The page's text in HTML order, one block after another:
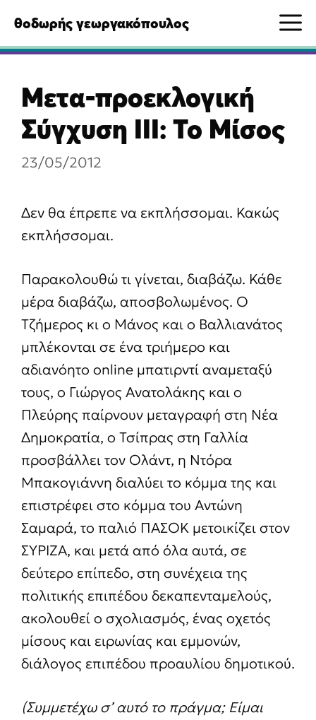
σε
περιεχόμενο
θοδωρής γεωργακόπουλος
Μετα-προεκλογική
Σύγχυση ΙΙΙ: Το Μίσος
23/05/2012
Δεν θα έπρεπε να εκπλήσσομαι. Κακώς
εκπλήσσομαι.
Παρακολουθώ τι γίνεται, διαβάζω. Κάθε
μέρα διαβάζω, αποσβολωμένος. Ο
Τζήμερος κι ο Μάνος και ο Βαλλιανάτος
μπλέκονται σε ένα τριήμερο και
αδιανόητο online μπατιρντί αναμεταξύ
τους, ο Γιώργος Ανατολάκης και ο
Πλεύρης παίρνουν μεταγραφή στη Νέα
Δημοκρατία, ο Τσίπρας στη Γαλλία
προσβάλλει τον Ολάντ, η Ντόρα
Μπακογιάννη διαλύει το κόμμα της και
επιστρέφει στο κόμμα του Αντώνη
Σαμαρά, το παλιό ΠΑΣΟΚ μετοικίζει στον
ΣΥΡΙΖΑ, και μετά από όλα αυτά, σε
δεύτερο επίπεδο, στη συνέχεια της
πολιτικής επιπέδου δεκαπενταμελούς,
ακολουθεί ο σχολιασμός, ένας οχετός
μίσους και ειρωνίας και εμμονών,
διάλογος επιπέδου προαυλίου δημοτικού.
(Συμμετέχω σ’ αυτό το πράγμα; Είμαι